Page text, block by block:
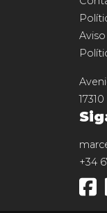
17310
+34